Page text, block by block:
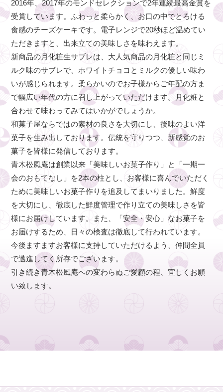
2016年、2017年のモンドセレクションで2年連続最高金賞を
受賞しています。ふわっと柔らかく、お口の中でとろける
食感のチーズケーキです。電子レンジで20秒ほど温めてい
ただきますと、出来立ての美味しさを味わえます。
新商品の月化粧生サブレは、大人気商品の月化粧と同じミ
ルク味のサブレで、ホワイトチョコとミルクの優しい味わ
いが感じられます。柔らかいのでお子様からご年配の方ま
で幅広い年代の方に召し上がっていただけます。月化粧と
合わせて味わってみてはいかがでしょうか。
和菓子屋ならではの素材の良さを大切にし、後味のよい洋
菓子を生み出しております。伝統を守りつつ、新感覚のお
菓子を皆様に発信しております。
青木松風庵は創業以来「美味しいお菓子作り」と「一期一
会のおもてなし」を2本の柱とし、お客様に喜んでいただく
ために美味しいお菓子作りを追及してまいりました。鮮度
を大切にし、徹底した鮮度管理で作り立ての美味しさを皆
様にお届けしています。また、「安全・安心」なお菓子を
お届けするため、日々の検査は徹底して行われています。
今後ますますお客様に支持していただけるよう、仲間全員
で邁進してく所存でございます。
引き続き青木松風庵への変わらぬご愛顧の程、宜しくお願
い致します。